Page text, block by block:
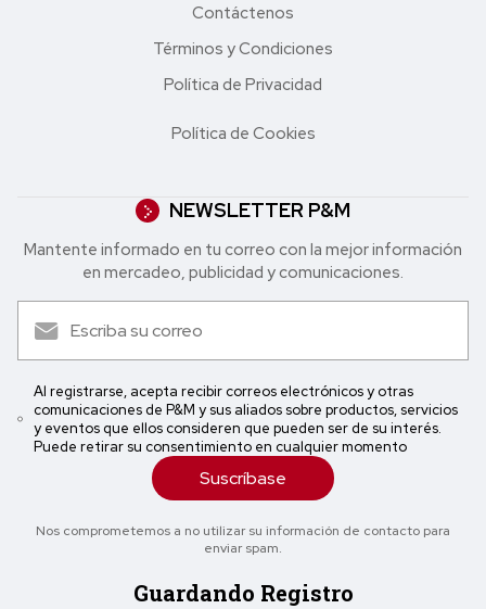
Contáctenos
Términos y Condiciones
Política de Privacidad
Política de Cookies
NEWSLETTER P&M
Mantente informado en tu correo con la mejor in formación
en mercadeo, publicidad y comunicaciones.
Al registrarse, acepta recibir correos electrónicos y otras
comunicaciones de P&M y sus aliados sobre productos, servicios
y eventos que ellos consideren que pueden ser de su interés.
Puede retirar su consentimiento en cualquier momento
Suscríbase
Nos comprometemos a no utilizar su información de contacto para
enviar spam.
Guardando Registro